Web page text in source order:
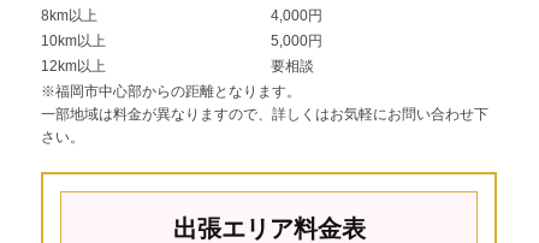
8km以上
4,000円
10km以上
5,000円
12km以上
要相談
※福岡市中心部からの距離となります。
一部地域は料金が異なりますので、詳しくはお気軽にお問い合わせ下
さい。
出張エリア料金表